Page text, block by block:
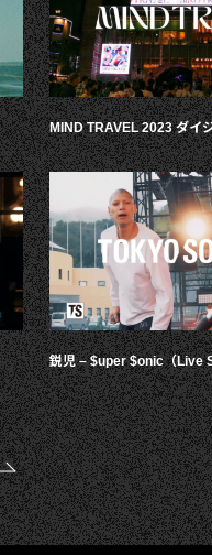
MIND TRAVEL 2023 ダイ
鋭児 – $uper $onic（Live